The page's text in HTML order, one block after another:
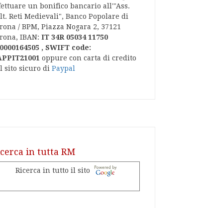
un bonifico bancario all'"Ass.
Reti Medievali", Banco Popolare di
/ BPM, Piazza Nogara 2, 37121
IBAN: IT 34R 05034 11750
, SWIFT code:
oppure con carta di credito
sito sicuro di Paypal
in tutta RM
Ricerca in tutto il sito